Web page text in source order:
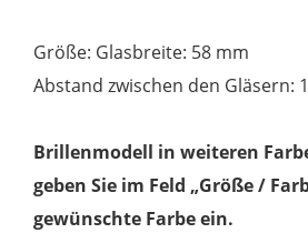
Größe: Glasbreite: 58 mm
Abstand zwischen den Gläsern:
Brillenmodell in weiteren
geben Sie im Feld „Größe /
gewünschte Farbe ein.